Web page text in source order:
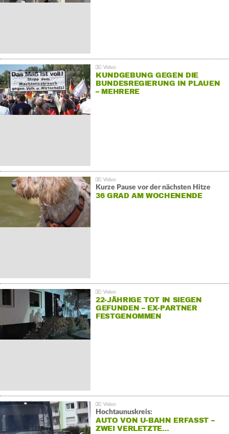
KUNDGEBUNG GEGEN DIE
BUNDESREGIERUNG IN PLAUEN
– MEHRERE
Kurze Pause vor der nächsten Hitze
36 GRAD AM WOCHENENDE
22-JÄHRIGE TOT IN SIEGEN
GEFUNDEN – EX-PARTNER
FESTGENOMMEN
Hochtaunuskreis:
AUTO VON U-BAHN ERFASST –
ZWEI VERLETZTE…